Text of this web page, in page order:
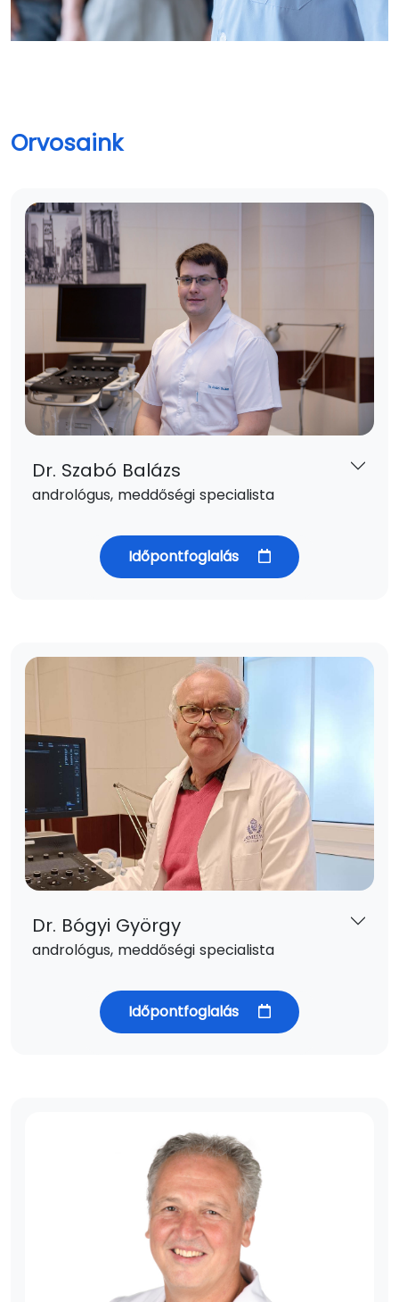
Orvosaink
Dr. Szabó Balázs
andrológus, meddőségi specialista
Időpontfoglalás
Dr. Bógyi György
andrológus, meddőségi specialista
Időpontfoglalás